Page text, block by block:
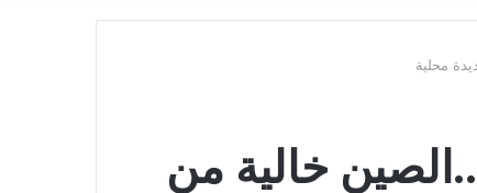
المظلم
محلية
خالية من